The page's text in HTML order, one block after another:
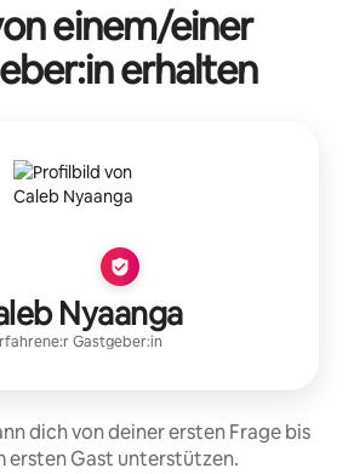
einem/einer
erhalten
Nyaanga
Gastgeber:in
dich von deiner ersten Frage bis
ersten Gast unterstützen.